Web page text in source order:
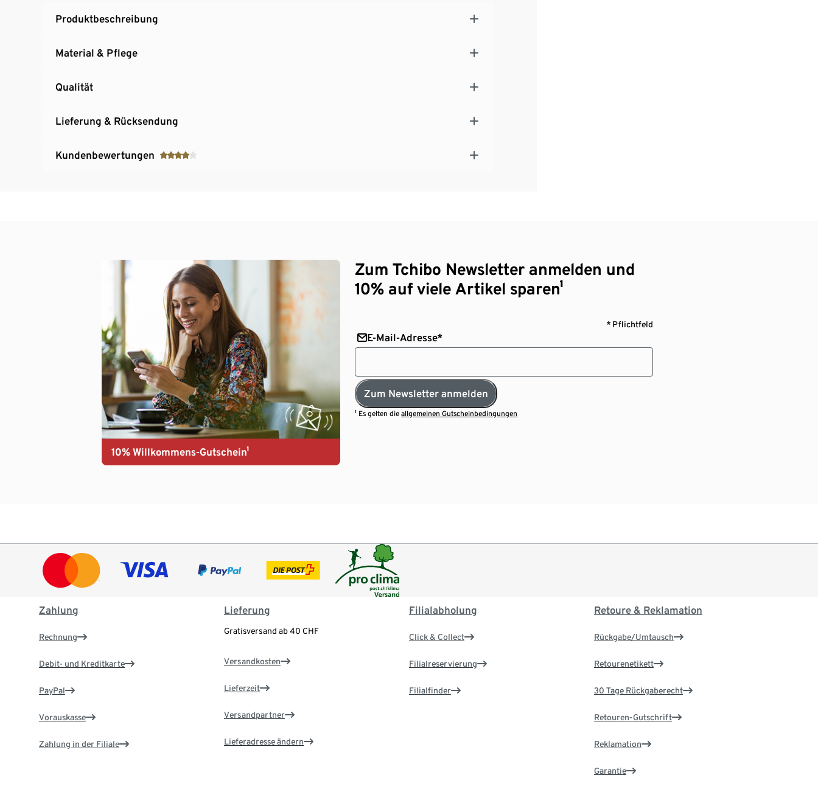
Produktbeschreibung
Material & Pflege
Qualität
Lieferung & Rücksendung
Kundenbewertungen
10% Willkommens-Gutschein¹
Zum Tchibo Newsletter anmelden und
10% auf viele Artikel sparen¹
* Pflichtfeld
E-Mail-Adresse*
Zum Newsletter anmelden
¹ Es gelten dieallgemeinen Gutscheinbedingungen
Zahlung
Rechnung
Debit- und Kreditkarte
PayPal
Vorauskasse
Zahlung in der Filiale
Lieferung
Gratisversand ab 40 CHF
Versandkosten
Lieferzeit
Versandpartner
Lieferadresse ändern
Filialabholung
Click & Collect
Filialreservierung
Filialfinder
Retoure & Reklamation
Rückgabe/Umtausch
Retourenetikett
30 Tage Rückgaberecht
Retouren-Gutschrift
Reklamation
Garantie